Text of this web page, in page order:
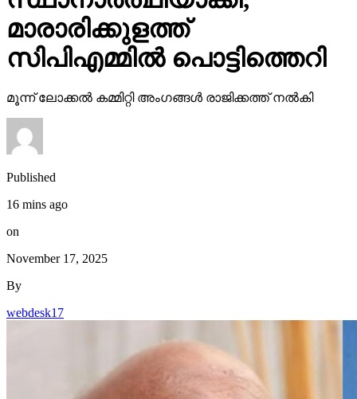
മാരാരിക്കുളത്ത്
സിപിഎമ്മില്‍ പൊട്ടിത്തെറി
മൂന്ന് ലോക്കല്‍ കമ്മിറ്റി അംഗങ്ങള്‍ രാജിക്കത്ത് നല്‍കി
Published
16 mins ago
on
November 17, 2025
By
webdesk17